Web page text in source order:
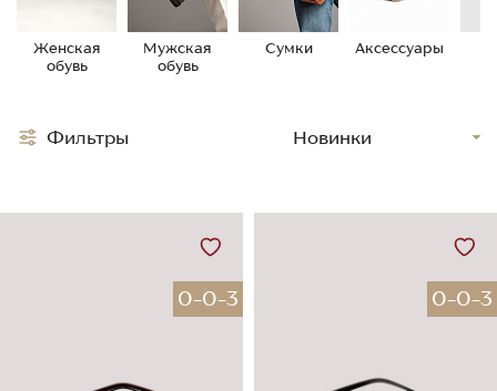
Женская
обувь
Мужская
обувь
Сумки Аксессуары
0-0-3 0-0-3
Фильтры